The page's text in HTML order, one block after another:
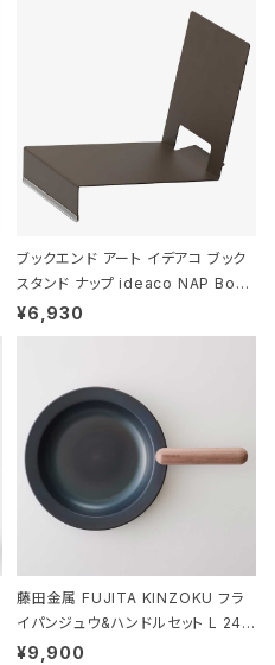
ブックエンド アート イデアコ ブック
スタンド ナップ ideaco NAP Book
stand ブラウン
¥6,930
藤田金属 FUJITA KINZOKU フラ
イパンジュウ&ハンドルセット L 24c
m ガス火・IH対応 鉄フライパン ウォ
¥9,900